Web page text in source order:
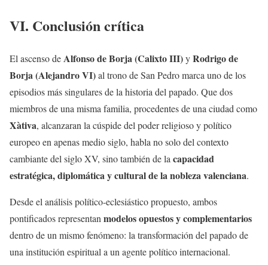
VI. Conclusión crítica
El ascenso deAlfonso de Borja (Calixto III)yRodrigo de
Borja (Alejandro VI)al trono de San Pedro marca uno de los
episodios más singulares de la historia del papado. Que dos
miembros de una misma familia, procedentes de una ciudad como
Xàtiva, alcanzaran la cúspide del poder religioso y político
europeo en apenas medio siglo, habla no solo del contexto
cambiante del siglo XV, sino también de lacapacidad
estratégica, diplomática y cultural de la nobleza valenciana.
Desde el análisis político-eclesiástico propuesto, ambos
pontificados representanmodelos opuestos y complementarios
dentro de un mismo fenómeno: la transformación del papado de
una institución espiritual a un agente político internacional.